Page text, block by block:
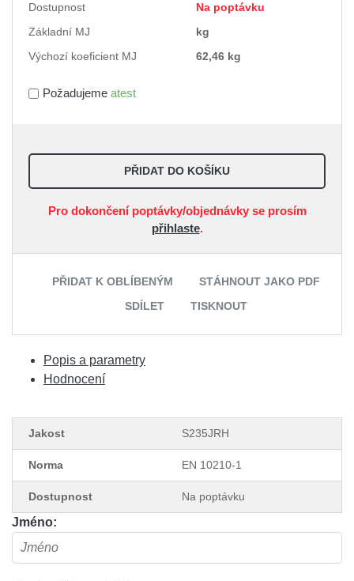
Dostupnost
Na poptávku
Základní MJ
kg
Výchozí koeficient MJ
62,46 kg
Požadujeme atest
PŘIDAT DO KOŠÍKU
Pro dokončení poptávky/objednávky se prosím
přihlaste.
PŘIDAT K OBLÍBENÝM
STÁHNOUT JAKO PDF
SDÍLET
TISKNOUT
Popis a parametry
Hodnocení
Jakost S235JRH
Norma EN 10210-1
Dostupnost Na poptávku
Jméno: